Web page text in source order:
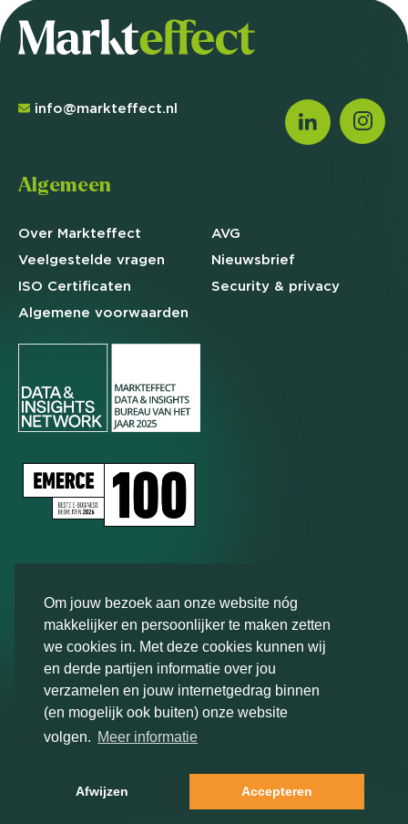
Om jouw bezoek aan onze website nóg
makkelijker en persoonlijker te maken zetten
we cookies in. Met deze cookies kunnen wij
en derde partijen informatie over jou
verzamelen en jouw internetgedrag binnen
(en mogelijk ook buiten) onze website
volgen. Meer informatie
Afwijzen Accepteren
info@markteffect.nl
Algemeen
Over Markteffect
Veelgestelde vragen
ISO Certificaten
Algemene voorwaarden
AVG
Nieuwsbrief
Security & privacy
Brandtracker
Behoefteonderzoek
Doelgroeponderzoek
onderzoek